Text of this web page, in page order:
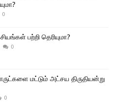
0
பற்றி தெரியுமா?
0
மட்டும் அட்சய திருதியன்று
0